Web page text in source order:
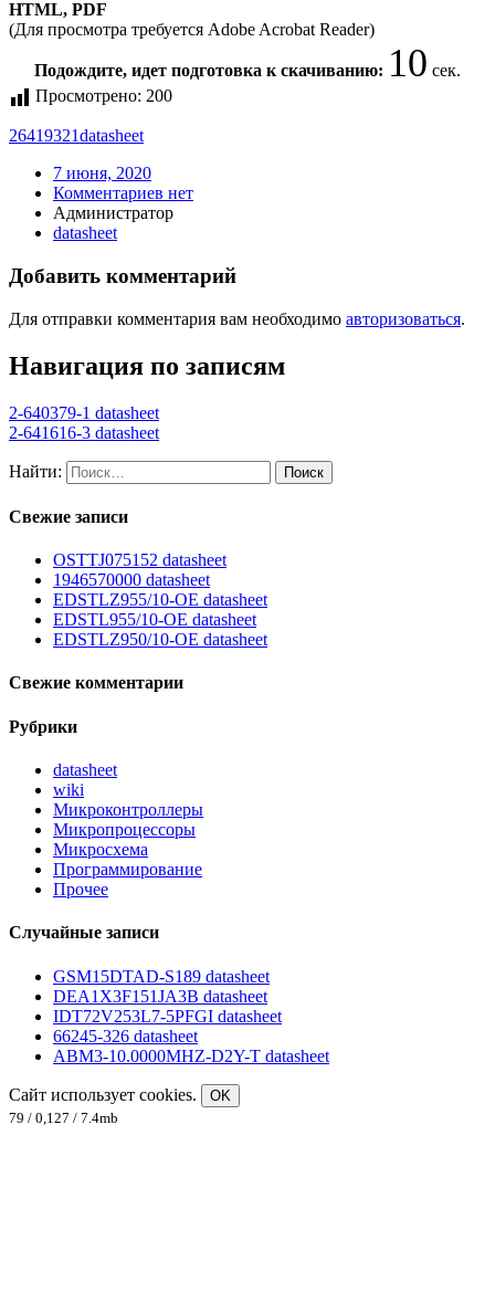
HTML, PDF
(Для просмотра требуется Adobe Acrobat Reader)
Подождите, идет подготовка к скачиванию: 10 сек.
Просмотрено: 200
26419321datasheet
7 июня, 2020
Комментариев нет
Администратор
datasheet
Добавить комментарий
Для отправки комментария вам необходимо авторизоваться.
Навигация по записям
2-640379-1 datasheet
2-641616-3 datasheet
Найти:
Свежие записи
OSTTJ075152 datasheet
1946570000 datasheet
EDSTLZ955/10-OE datasheet
EDSTL955/10-OE datasheet
EDSTLZ950/10-OE datasheet
Свежие комментарии
Рубрики
datasheet
wiki
Микроконтроллеры
Микропроцессоры
Микросхема
Программирование
Прочее
Случайные записи
GSM15DTAD-S189 datasheet
DEA1X3F151JA3B datasheet
IDT72V253L7-5PFGI datasheet
66245-326 datasheet
ABM3-10.0000MHZ-D2Y-T datasheet
Сайт использует cookies.
OK
79 / 0,127 / 7.4mb